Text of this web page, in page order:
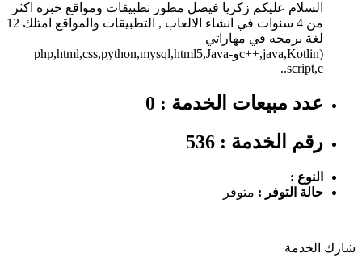
السلام عليكم زكريا فيصل مطور تطبيقات ومواقع خبرة اكثر
من 4 سنوات في انشاء الالعاب , التطبيقات والمواقع امتلك 12
لغة برمجه في مهاراتي
(c++,java,Kotlinوphp,html,css,python,mysql,html5,Java-
script,c..
عدد مبيعات الخدمة : 0
رقم الخدمة : 536
النوع :
حالة التوفر : متوفر
شارك الخدمة